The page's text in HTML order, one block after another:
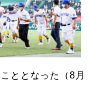
ととなった（8月